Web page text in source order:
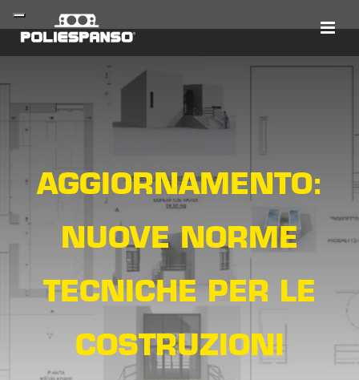
AGGIORNAMENTO:
NUOVE NORME
TECNICHE PER LE
COSTRUZIONI